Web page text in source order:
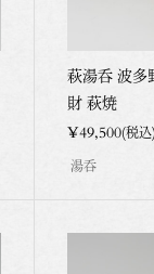
萩湯呑 波多
財 萩焼
¥49,500(税込)
湯呑